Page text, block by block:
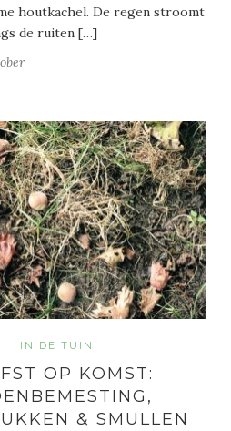
houtkachel. De regen stroomt
de ruiten […]
IN DE TUIN
OP KOMST:
& SMULLEN